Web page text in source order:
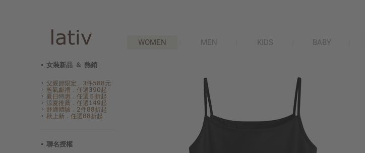
WOMEN MEN KIDS BABY
女裝新品 ＆ 熱銷
父親節限定．3件588元
爸氣獻禮．任選390起
夏日特惠．任選５折起
涼夏推薦．任選149起
舒適體驗．2件88折起
秋上新．任選88折起
聯名授權